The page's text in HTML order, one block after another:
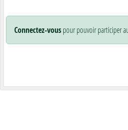
Connectez-vouspour pouvoir participer